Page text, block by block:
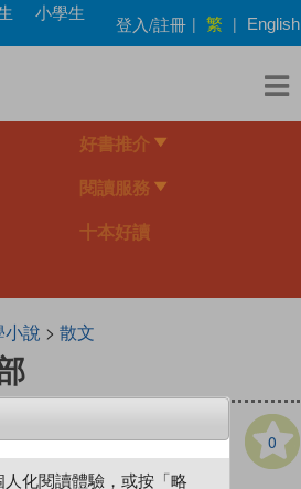
小學生
登入/註冊 | 繁 | English
好書推介
閱讀服務
十本好讀
小說 > 散文
0
化閱讀體驗，或按「略